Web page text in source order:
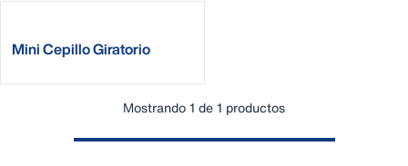
Mini Cepillo Giratorio
Mostrando 1 de 1 productos